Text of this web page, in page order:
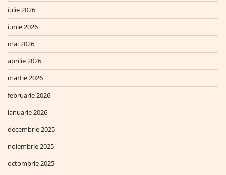
iulie 2026
iunie 2026
mai 2026
aprilie 2026
martie 2026
februarie 2026
ianuarie 2026
decembrie 2025
noiembrie 2025
octombrie 2025